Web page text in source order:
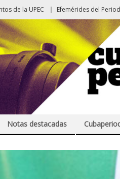
de la UPEC Efemérides del
Notas destacadas